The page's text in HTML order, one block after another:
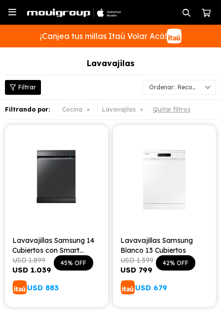

¡Canjea tus millas Itaú Volar Acá!
Lavavajilas
Recomendados
Filtrando por: Cocina Lavavajilas Quitar filtros
Lavavajillas Samsung 14
Cubiertos con Smart
Things
USD 1.039
USD 1.899 45
USD 883
Lavavajillas Samsung
Blanco 13 Cubiertos
USD 799
USD 1.399 42
USD 679